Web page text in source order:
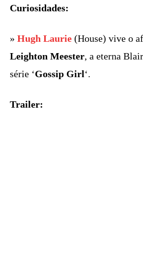
Curiosidades:
» Hugh Laurie (House) vive o
Leighton Meester, a eterna
série ‘Gossip Girl‘.
Trailer: